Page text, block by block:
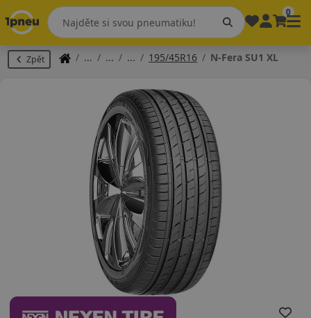
0
Zpět 195/45R16 N-Fera SU1 XL